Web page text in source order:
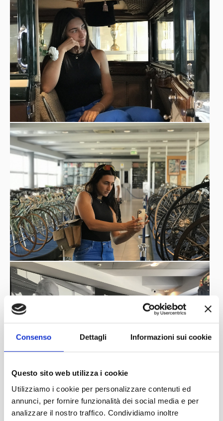
Consenso Dettagli Informazioni sui cookie
Questo sito web utilizza i cookie
Utilizziamo i cookie per personalizzare contenuti ed
annunci, per fornire funzionalità dei social media e per
analizzare il nostro traffico. Condividiamo inoltre